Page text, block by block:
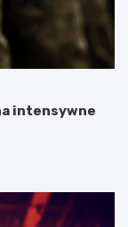
intensywne